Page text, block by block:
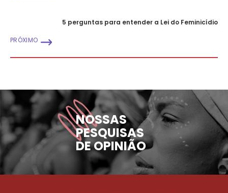
5 perguntas para entender a Lei do Feminicídio
PRÓXIMO
NOSSAS
PESQUISAS
DE OPINIÃO